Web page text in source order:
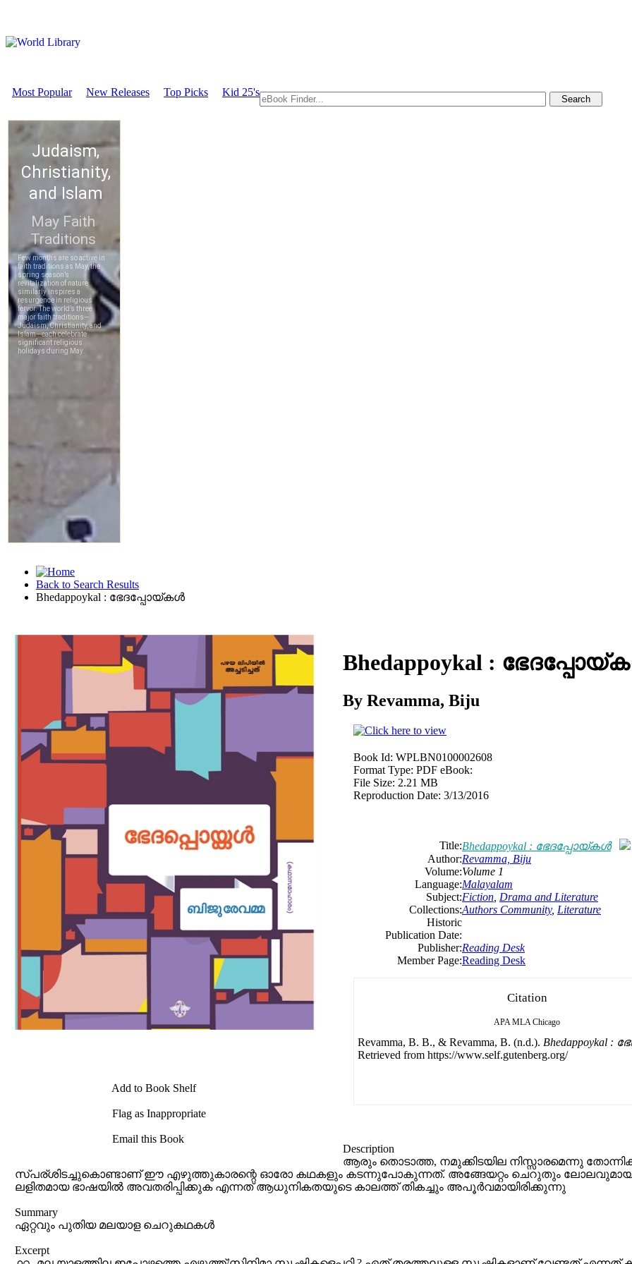
Most Popular New Releases Top Picks Kid 25's
Back to Search Results
Bhedappoykal : ഭേദപ്പോയ്‌കള്‍
Download
Add to Book Shelf
Flag as Inappropriate
Email this Book
Bhedappoykal :
By Revamma, Biju
Book Id: WPLBN0100002608
Format Type: PDF eBook:
File Size: 2.21 MB
Reproduction Date: 3/13/2016
Title:Bhedappoykal : ഭേദപ്പോയ്‌കള്‍
Author:Revamma, Biju
Volume:Volume 1
Language:Malayalam
Subject:Fiction Drama and Literature
Collections:Authors Community, Literature
Historic
Publication Date:
Publisher:Reading Desk
Member Page:Reading Desk
Citation
APA MLA Chicago
Revamma, B. B., & Revamma, B. (n.d.). Bhedappoykal :
Retrieved from https://www.self.gutenberg.org/
Description
ആരും തൊടാത്ത, നമുക്കിടയില നിസ്സാരമെന്നു
സ്പര്ശിടച്ചുകൊണ്ടാണ് ഈ എഴുത്തുകാരന്റെ ഓരോ കഥകളും കടന്നുപോകുന്നത്. അങ്ങേയറ്റം ചെറുതും
ലളിതമായ ഭാഷയില്‍ അവതരിപ്പിക്കുക എന്നത് ആധുനികതയുടെ കാലത്ത് തികച്ചും അപൂർവമായിരിക്കുന്നു
Summary
ഏറ്റവും പുതിയ മലയാള ചെറുകഥകള്‍
Excerpt